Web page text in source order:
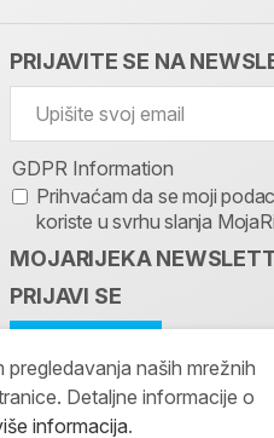
PRIJAVITE SE NA
GDPR Information
Prihvaćam da se moji
koriste u svrhu slanja
MOJARIJEKA
PRIJAVI SE
naših mrežnih
Detaljne informacije o
informacija.